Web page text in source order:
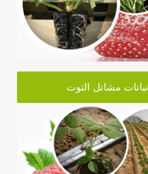
نباتات مشاتل التوت